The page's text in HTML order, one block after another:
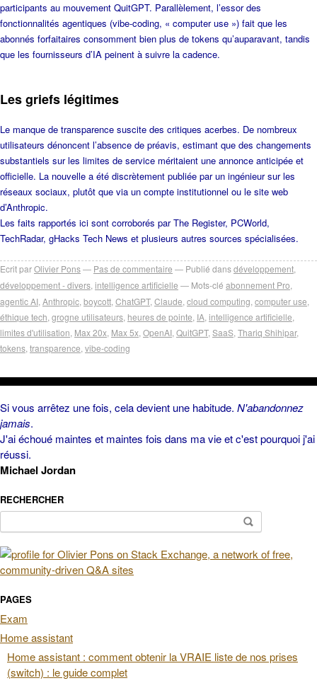
participants au mouvement QuitGPT. Parallèlement, l’essor des
fonctionnalités agentiques (vibe-coding, « computer use ») fait que les
abonnés forfaitaires consomment bien plus de tokens qu’auparavant, tandis
que les fournisseurs d’IA peinent à suivre la cadence.
Les griefs légitimes
Le manque de transparence suscite des critiques acerbes. De nombreux
utilisateurs dénoncent l’absence de préavis, estimant que des changements
substantiels sur les limites de service méritaient une annonce anticipée et
officielle. La nouvelle a été discrètement publiée par un ingénieur sur les
réseaux sociaux, plutôt que via un compte institutionnel ou le site web
d’Anthropic.
Les faits rapportés ici sont corroborés par The Register, PCWorld,
TechRadar, gHacks Tech News et plusieurs autres sources spécialisées.
Ecrit parOlivier Pons Pas de commentaire Publié dansdéveloppement
développement - divers intelligence artificielle Mots-clé abonnement Pro
agentic AI Anthropic boycott ChatGPT, Claude cloud computing computer use
éthique tech grogne utilisateurs heures de pointe IA intelligence artificielle
limites d'utilisation Max 20x Max 5x OpenAI QuitGPT, SaaS Thariq Shihipar,
tokens transparence vibe-coding
Si vous arrêtez une fois, cela devient une habitude. N'abandonnez
jamais.
J'ai échoué maintes et maintes fois dans ma vie et c'est pourquoi j'ai
réussi.
Michael Jordan
RECHERCHER
PAGES
Exam
Home assistant
Home assistant : comment obtenir la VRAIE liste de nos prises
(switch) : le guide complet